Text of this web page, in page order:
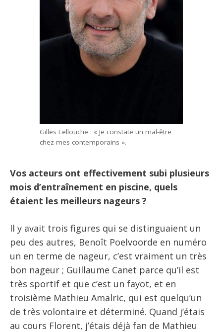
Gilles Lellouche : « Je constate un mal-être
chez mes contemporains ».
Vos acteurs ont effectivement subi plusieurs
mois d’entraînement en piscine, quels
étaient les meilleurs nageurs ?
Il y avait trois figures qui se distinguaient un
peu des autres, Benoît Poelvoorde en numéro
un en terme de nageur, c’est vraiment un très
bon nageur ; Guillaume Canet parce qu’il est
très sportif et que c’est un fayot, et en
troisième Mathieu Amalric, qui est quelqu’un
de très volontaire et déterminé. Quand j’étais
au cours Florent, j’étais déjà fan de Mathieu